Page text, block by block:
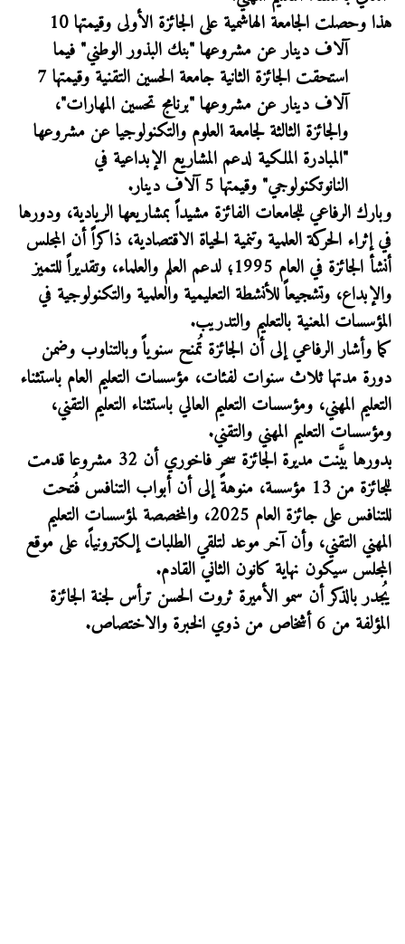
هذا وحصلت الجامعة الهاشمية على الجائزة الأولى وقيمتها 10
آلاف دينار عن مشروعها "بنك البذور الوطني" فيما
استحقت الجائزة الثانية جامعة الحسين التقنية وقيمتها 7
آلاف دينار عن مشروعها "برنامج تحسين المهارات"،
والجائزة الثالثة لجامعة العلوم والتكنولوجيا عن مشروعها
"المبادرة الملكية لدعم المشاريع الإبداعية في
النانوتكنولوجي" وقيمتها 5 آلاف دينار.
وبارك الرفاعي للجامعات الفائزة مشيداً بمشاريعها الريادية، ودورها
في إثراء الحركة العلمية وتنمية الحياة الاقتصادية، ذاكراً أن المجلس
أنشأ الجائزة في العام 1995؛ ل
دعم العلم والعلماء، وتقديراً للتميز
والإبداع، وتشجيعاً للأنشطة التعليمية والعلمية والتكنولوجية في
المؤسسات المعنية بالتعليم والتدريب.
كما وأشار الرفاعي إلى أن الجائزة تُمنح سنوياً وبالتناوب وضمن
دورة مدتها ثلاث سنوات لفئات، مؤسسات التعليم العام باستثناء
التعليم المهني، ومؤسسات التعليم العالي باستثناء التعليم التقني،
ومؤسسات التعليم المهني والتقني.
بدورها بيَّنت مديرة الجائزة
سحر فاخوري أن 32 مشروعا قدمت
للجائزة من 13 مؤسسة، منوهةً إلى أن أبواب التنافس فُتحت
للتنافس على جائزة العام 2025، والمخصصة لمؤسسات التعليم
المهني التقني، وأن آخر موعد لتلقي الطلبات إلكترونياً، على موقع
المجلس سيكون نهاية كانون الثاني القادم.
يُجدر بالذكر أن سمو الأميرة ثروت الحسن ترأس لجنة الجائزة
المؤلفة من 6 أشخاص من ذوي الخبرة والاختصاص.